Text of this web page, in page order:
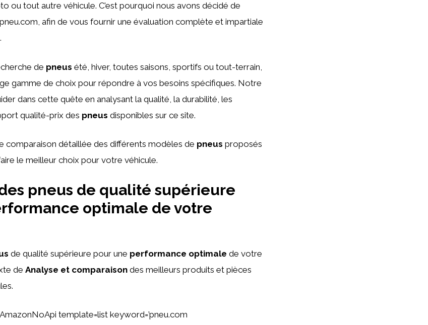
ou tout autre véhicule. C’est pourquoi nous avons décidé de
afin de vous fournir une évaluation complète et impartiale
de pneus été, hiver, toutes saisons, sportifs ou tout-terrain,
gamme de choix pour répondre à vos besoins spécifiques. Notre
dans cette quête en analysant la qualité, la durabilité, les
qualité-prix des pneus disponibles sur ce site.
comparaison détaillée des différents modèles de pneus proposés
le meilleur choix pour votre véhicule.
pneus de qualité supérieure
optimale de votre
de qualité supérieure pour une performance optimale de votre
de Analyse et comparaison des meilleurs produits et pièces
template=list keyword=’pneu.com